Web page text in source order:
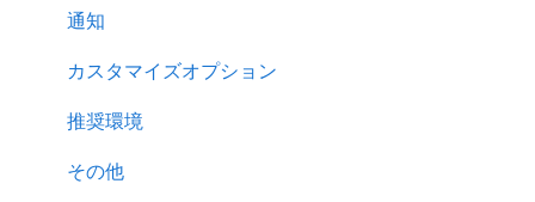
通知
カスタマイズオプション
推奨環境
その他